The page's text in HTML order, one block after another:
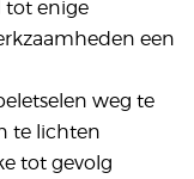
tot enige
een
weg te
te lichten
tot gevolg